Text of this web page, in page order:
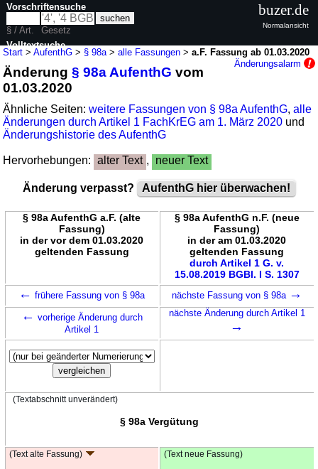
Start >AufenthG > § 98a >alle Fassungen >a.F. Fassung ab 01.03.2020
Änderungsalarm
Änderung§ 98a AufenthG vom
01.03.2020
Ähnliche Seiten:weitere Fassungen von § 98a AufenthG,alle
Änderungen durch Artikel 1 FachKrEG am 1. März 2020 und
Änderungshistorie des AufenthG
Hervorhebungen: alter Text , neuer Text
Änderung verpasst? AufenthG hier überwachen!
§ 98a AufenthG a.F. (alte
Fassung)
in der vor dem 01.03.2020
geltenden Fassung
§ 98a AufenthG n.F. (neue
Fassung)
in der am 01.03.2020
geltenden Fassung
durch Artikel 1 G. v.
15.08.2019 BGBl. I S. 1307
← frühere Fassung von § 98a nächste Fassung von § 98a →
← vorherige Änderung durch
Artikel 1
nächste Änderung durch Artikel 1
→
(Textabschnitt unverändert)
§ 98a Vergütung
(Text alte Fassung) (Text neue Fassung)
Vorschriftensuche
§ / Art.
Gesetz
Volltextsuche
nur in AufenthG
buzer.de
Normalansicht